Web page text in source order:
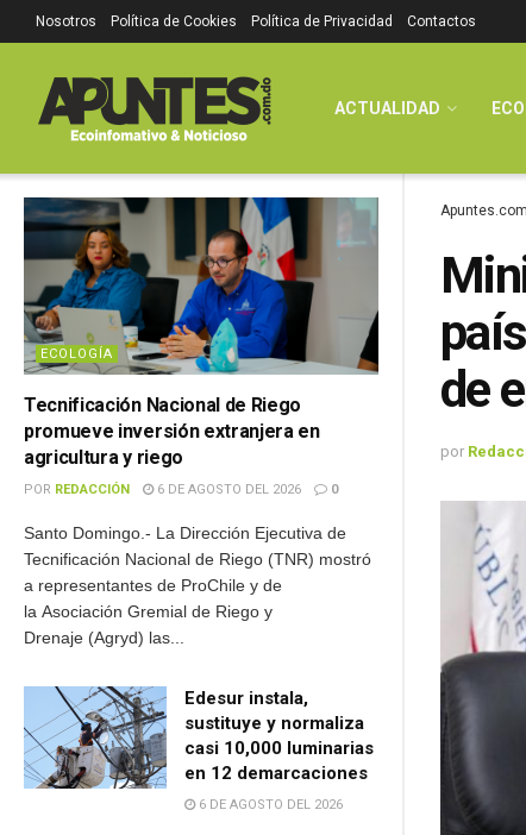
ECOLOGÍA
Tecnificación Nacional de Riego
promueve inversión extranjera en
agricultura y riego
POR REDACCIÓN 6 DE AGOSTO DEL 2026 0
Santo Domingo.- La Dirección Ejecutiva de
Tecnificación Nacional de Riego (TNR) mostró
a representantes de ProChile y de
la Asociación Gremial de Riego y
Drenaje (Agryd) las...
Edesur instala,
sustituye y normaliza
casi 10,000 luminarias
en 12 demarcaciones
6 DE AGOSTO DEL 2026
Nosotros Política de Cookies Política de Privacidad Contactos
ACTUALIDAD
de
por